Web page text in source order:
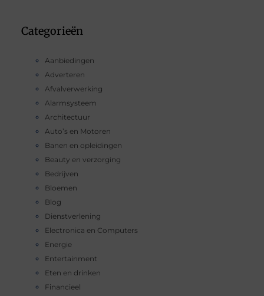
Categorieën
Aanbiedingen
Adverteren
Afvalverwerking
Alarmsysteem
Architectuur
Auto’s en Motoren
Banen en opleidingen
Beauty en verzorging
Bedrijven
Bloemen
Blog
Dienstverlening
Electronica en Computers
Energie
Entertainment
Eten en drinken
Financieel